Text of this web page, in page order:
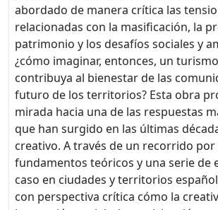
abordado de manera crítica las
relacionadas con la masificación, la
patrimonio y los desafíos sociales y
¿cómo imaginar, entonces, un
contribuya al bienestar de las
futuro de los territorios? Esta obra
mirada hacia una de las respuestas
que han surgido en las últimas
creativo. A través de un recorrido por
fundamentos teóricos y una serie de
caso en ciudades y territorios
con perspectiva crítica cómo la